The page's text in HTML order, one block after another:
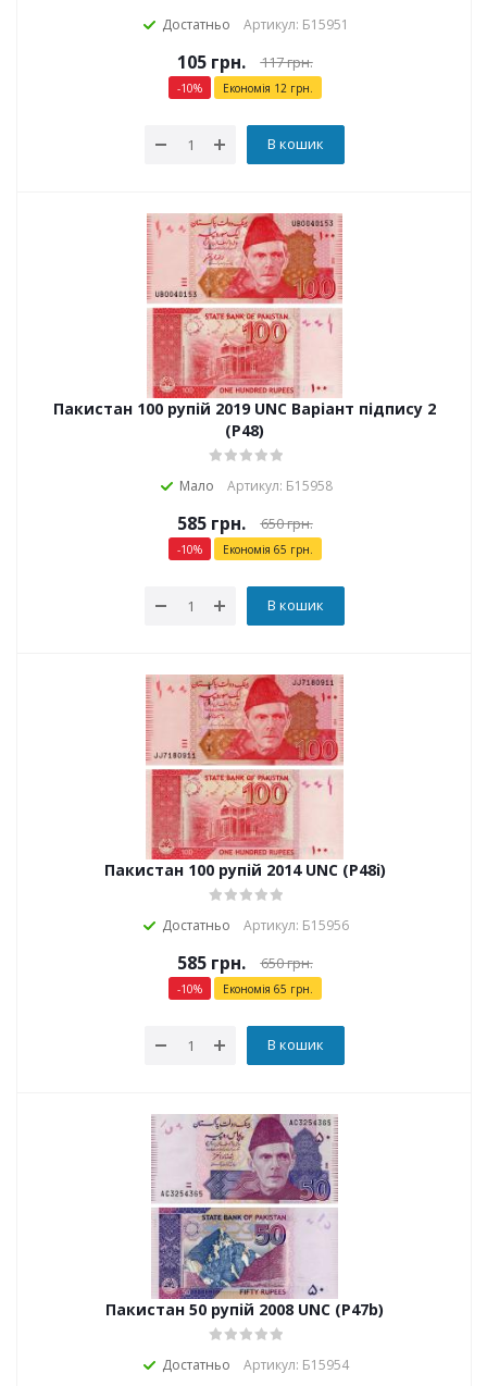
Достатньо Артикул: Б15951
105грн. 117грн.
-10% Економія 12грн.
В кошик
Пакистан 100 рупій 2019 UNC Варіант підпису 2
(P48)
Мало Артикул: Б15958
585грн. 650грн.
-10% Економія 65 грн.
В кошик
Пакистан 100 рупій 2014 UNC (P48i)
Достатньо Артикул: Б15956
585грн. 650грн.
-10% Економія 65 грн.
В кошик
Пакистан 50 рупій 2008 UNC (P47b)
Достатньо Артикул: Б15954